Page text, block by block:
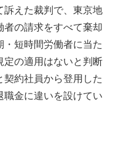
訴えた裁判で、東京地
の請求をすべて棄却
・短時間労働者に当た
定の適用はないと判断
契約社員から登用した
職金に違いを設けてい